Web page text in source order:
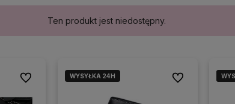
Ten produkt jest niedostępny.
Do ulubionychWYSYŁKA 24H Do ulubionych